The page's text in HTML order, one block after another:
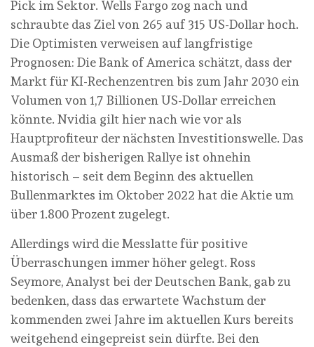
Pick im Sektor. Wells Fargo zog nach und
schraubte das Ziel von 265 auf 315 US-Dollar hoch.
Die Optimisten verweisen auf langfristige
Prognosen: Die Bank of America schätzt, dass der
Markt für KI-Rechenzentren bis zum Jahr 2030 ein
Volumen von 1,7 Billionen US-Dollar erreichen
könnte. Nvidia gilt hier nach wie vor als
Hauptprofiteur der nächsten Investitionswelle. Das
Ausmaß der bisherigen Rallye ist ohnehin
historisch – seit dem Beginn des aktuellen
Bullenmarktes im Oktober 2022 hat die Aktie um
über 1.800 Prozent zugelegt.
Allerdings wird die Messlatte für positive
Überraschungen immer höher gelegt. Ross
Seymore, Analyst bei der Deutschen Bank, gab zu
bedenken, dass das erwartete Wachstum der
kommenden zwei Jahre im aktuellen Kurs bereits
weitgehend eingepreist sein dürfte. Bei den